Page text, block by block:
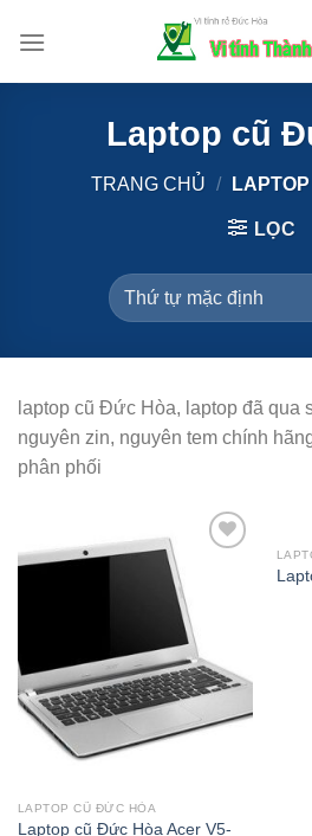
qua
Laptop cũ
TRANG CHỦ /
LỌC
laptop cũ Đức Hòa, laptop đã qua
nguyên zin, nguyên tem chính
phân phối
LAPTOP CŨ ĐỨC HÒA
Laptop cũ Đức Hòa Acer V5-